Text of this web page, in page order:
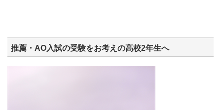
推薦・AO入試の受験をお考えの高校2年生へ